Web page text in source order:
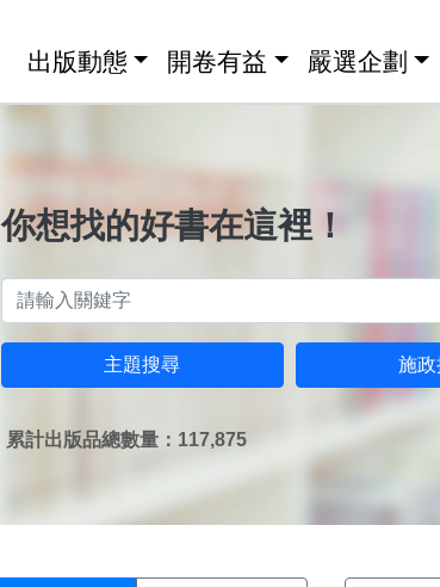
出版動態 開卷有益 嚴選企劃
你想找的好書在這裡！
主題搜尋 施
累計出版品總數量：117,875